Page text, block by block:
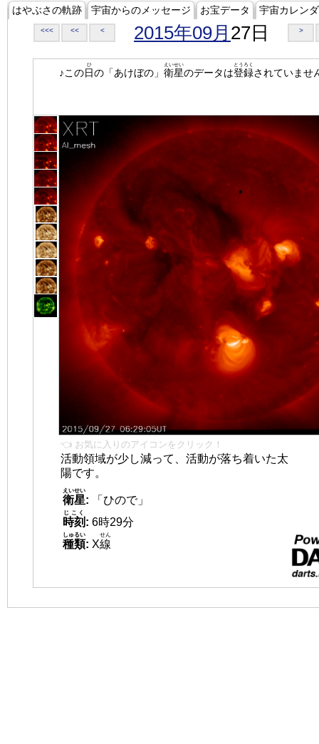
はやぶさの軌跡 宇宙からのメッセージ お宝データ 宇宙カレン
<<< << < 2015年09月 27日 >
♪この日
ひ
の「あけぼの」 衛星
えいせい
のデータは登録
とうろく
されていませ
👈 お気に入りのアイコンをクリック！
活動領域が少し減って、活動が落ち着いた太
陽です。
衛星
えいせい
:
「ひので」
時刻
じこく
: 6時29分
種類
しゅるい
: X線
せん